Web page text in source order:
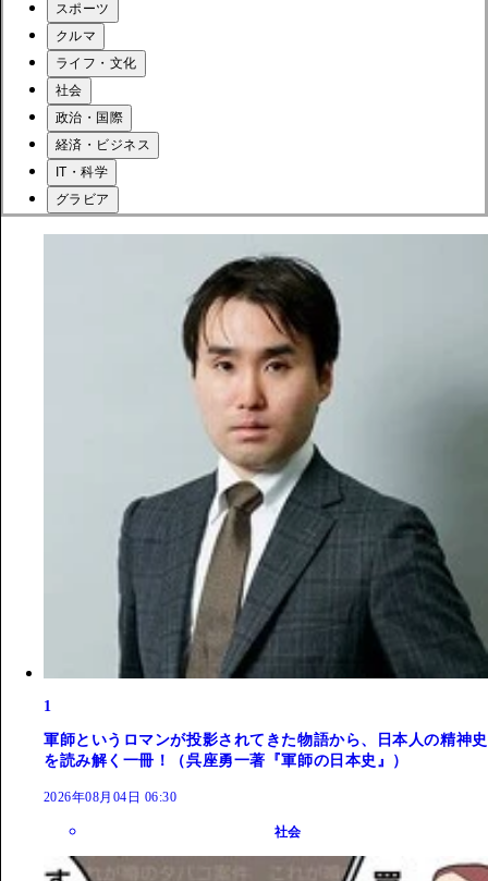
スポーツ
クルマ
ライフ・文化
社会
政治・国際
経済・ビジネス
IT・科学
グラビア
1
軍師というロマンが投影されてきた物語から、日本人の精神史
を読み解く一冊！（呉座勇一著『軍師の日本史』）
2026年08月04日 06:30
社会